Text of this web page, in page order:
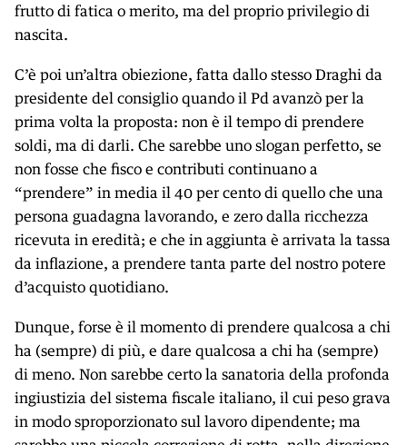
frutto di fatica o merito, ma del proprio privilegio di
nascita.
C’è poi un’altra obiezione, fatta dallo stesso Draghi da
presidente del consiglio quando il Pd avanzò per la
prima volta la proposta: non è il tempo di prendere
soldi, ma di darli. Che sarebbe uno slogan perfetto, se
non fosse che fisco e contributi continuano a
“prendere” in media il 40 per cento di quello che una
persona guadagna lavorando, e zero dalla ricchezza
ricevuta in eredità; e che in aggiunta è arrivata la tassa
da inflazione, a prendere tanta parte del nostro potere
d’acquisto quotidiano.
Dunque, forse è il momento di prendere qualcosa a chi
ha (sempre) di più, e dare qualcosa a chi ha (sempre)
di meno. Non sarebbe certo la sanatoria della profonda
ingiustizia del sistema fiscale italiano, il cui peso grava
in modo sproporzionato sul lavoro dipendente; ma